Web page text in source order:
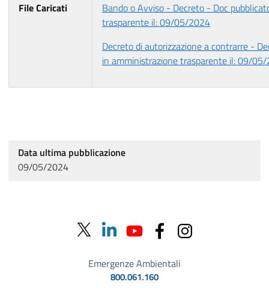
File Caricati
Bando o Avviso - Decreto - Doc
trasparente il: 09/05/2024
Decreto di autorizzazione a contrarre -
in amministrazione trasparente il: 09/
Data ultima pubblicazione
09/05/2024
Emergenze Ambientali
800.061.160